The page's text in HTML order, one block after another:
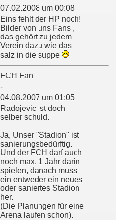
07.02.2008 um 00:08
Eins fehlt der HP noch!
Bilder von uns Fans ,
das gehört zu jedem
Verein dazu wie das
salz in die suppe
FCH Fan
-
04.08.2007 um 01:05
Radojevic ist doch
selber schuld.
Ja, Unser "Stadion" ist
sanierungsbedürftig.
Und der FCH darf auch
noch max. 1 Jahr darin
spielen, danach muss
ein entweder ein neues
oder saniertes Stadion
her.
(Die Planungen für eine
Arena laufen schon).